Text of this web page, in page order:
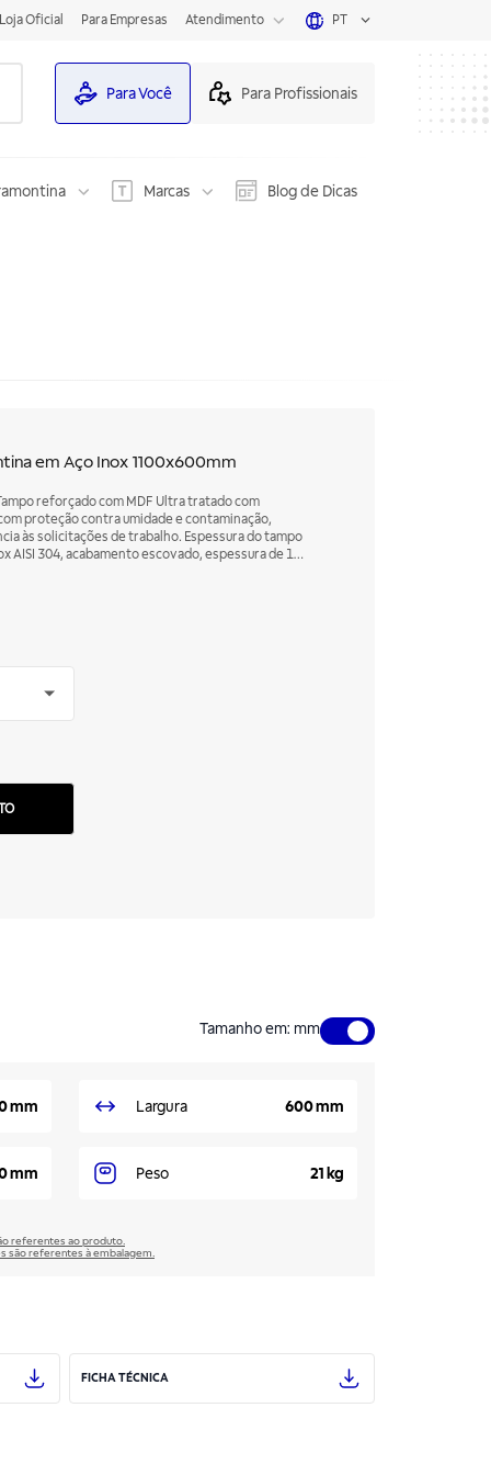
Loja Oficial Para Empresas Atendimento PT
Para Você Para Profissionais
Marcas Blog de Dicas
em Aço Inox 1100x600mm
proteção contra umidade e contaminação,
às solicitações de trabalho. Espessura do tampo
AISI 304, acabamento escovado, espessura de 1
Tamanho em: mm
mm Largura 600 mm
mm Peso 21 kg
referentes ao produto.
são referentes à embalagem.
FICHA TÉCNICA